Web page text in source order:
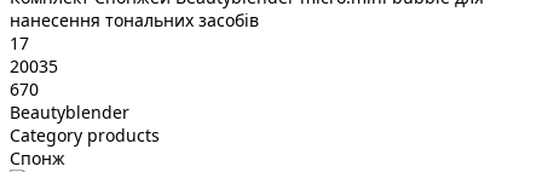
нанесення тональних засобів
17
20035
670
Beautyblender
Category products
Спонж